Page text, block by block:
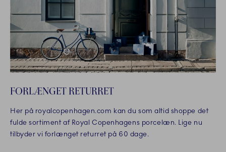
FORLÆNGET RETURRET
Her på royalcopenhagen.com kan du som altid shoppe det
fulde sortiment af Royal Copenhagens porcelæn. Lige nu
tilbyder vi forlænget returret på 60 dage.